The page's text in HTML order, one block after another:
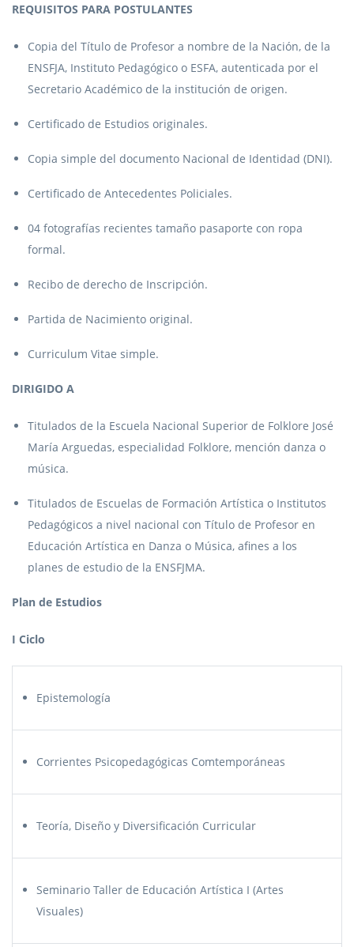
REQUISITOS PARA POSTULANTES
Copia del Título de Profesor a nombre de la Nación, de la
ENSFJA, Instituto Pedagógico o ESFA, autenticada por el
Secretario Académico de la institución de origen.
Certificado de Estudios originales.
Copia simple del documento Nacional de Identidad (DNI).
Certificado de Antecedentes Policiales.
04 fotografías recientes tamaño pasaporte con ropa
formal.
Recibo de derecho de Inscripción.
Partida de Nacimiento original.
Curriculum Vitae simple.
DIRIGIDO A
Titulados de la Escuela Nacional Superior de Folklore José
María Arguedas, especialidad Folklore, mención danza o
música.
Titulados de Escuelas de Formación Artística o Institutos
Pedagógicos a nivel nacional con Título de Profesor en
Educación Artística en Danza o Música, afines a los
planes de estudio de la ENSFJMA.
Plan de Estudios
I Ciclo
Epistemología
Corrientes Psicopedagógicas Comtemporáneas
Teoría, Diseño y Diversificación Curricular
Seminario Taller de Educación Artística I (Artes
Visuales)